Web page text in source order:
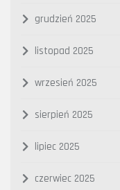
grudzień 2025
listopad 2025
wrzesień 2025
sierpień 2025
lipiec 2025
czerwiec 2025